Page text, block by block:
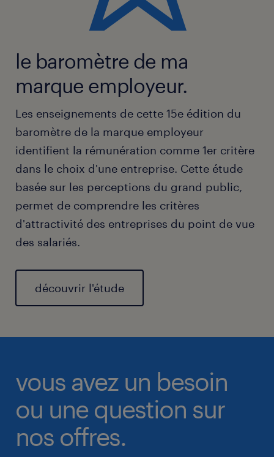
le baromètre de ma
marque employeur.
Les enseignements de cette 15e édition du
baromètre de la marque employeur
identifient la rémunération comme 1er critère
dans le choix d'une entreprise. Cette étude
basée sur les perceptions du grand public,
permet de comprendre les critères
d'attractivité des entreprises du point de vue
des salariés.
découvrir l'étude
vous avez un besoin
ou une question sur
nos offres.